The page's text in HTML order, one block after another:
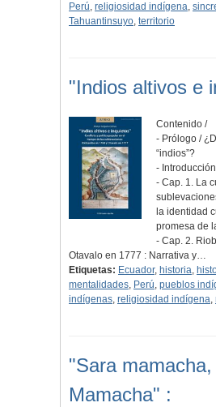
Perú, religiosidad indígena,
Tahuantinsuyo, territorio
"Indios altivos e
Contenido /
- Prólogo /
“indios”?
- Introducción
- Cap. 1. La
la identidad
promesa de
- Cap. 2.
Otavalo en 1777 : Narrativa y…
Etiquetas: Ecuador, historia,
mentalidades, Perú, pueblos
indígenas, religiosidad indígena,
"Sara
Mamacha" :